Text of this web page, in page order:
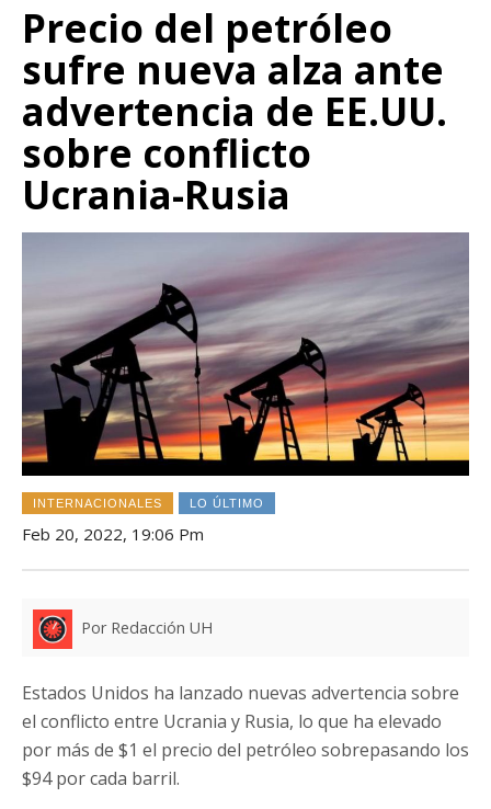
Precio del petróleo
sufre nueva alza ante
advertencia de EE.UU.
sobre conflicto
Ucrania-Rusia
INTERNACIONALES LO ÚLTIMO
Feb 20, 2022, 19:06 Pm
Por Redacción UH
Estados Unidos ha lanzado nuevas advertencia sobre
el conflicto entre Ucrania y Rusia, lo que ha elevado
por más de $1 el precio del petróleo sobrepasando los
$94 por cada barril.